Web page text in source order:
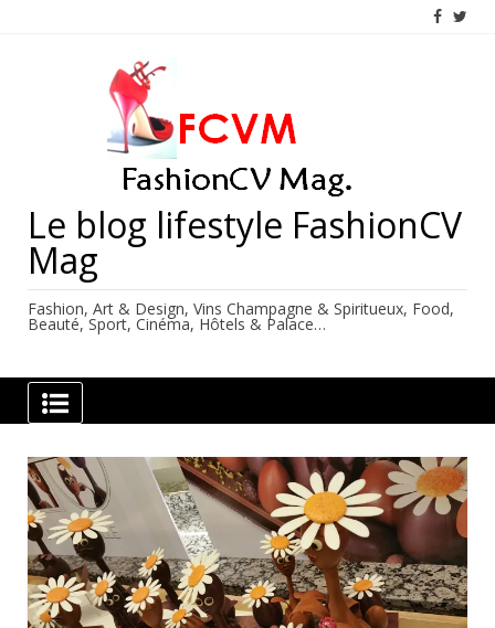
Le blog lifestyle FashionCV
Mag
Fashion, Art & Design, Vins Champagne & Spiritueux, Food,
Beauté, Sport, Cinéma, Hôtels & Palace…